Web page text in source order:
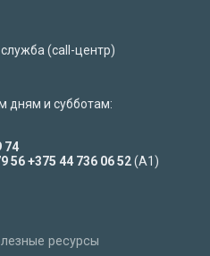
(call-центр)
дням и субботам:
74
56+375 44 736 06 52(A1)
ресурсы